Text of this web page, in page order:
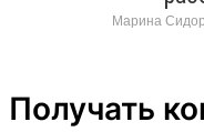
Марина
Получать